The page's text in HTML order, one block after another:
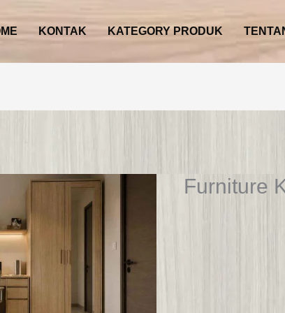
KONTAK KATEGORY PRODUK
Furniture